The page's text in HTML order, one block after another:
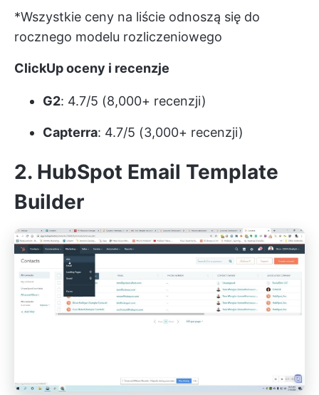
*Wszystkie ceny na liście odnoszą się do
rocznego modelu rozliczeniowego
ClickUp oceny i recenzje
G2: 4.7/5 (8,000+ recenzji)
Capterra: 4.7/5 (3,000+ recenzji)
2. HubSpot Email Template
Builder